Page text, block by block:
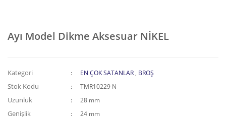
Ayı Model Dikme Aksesuar NİKEL
Kategori EN ÇOK SATANLAR , BROŞ
Stok Kodu TMR10229 N
Uzunluk 28 mm
Genişlik 24 mm